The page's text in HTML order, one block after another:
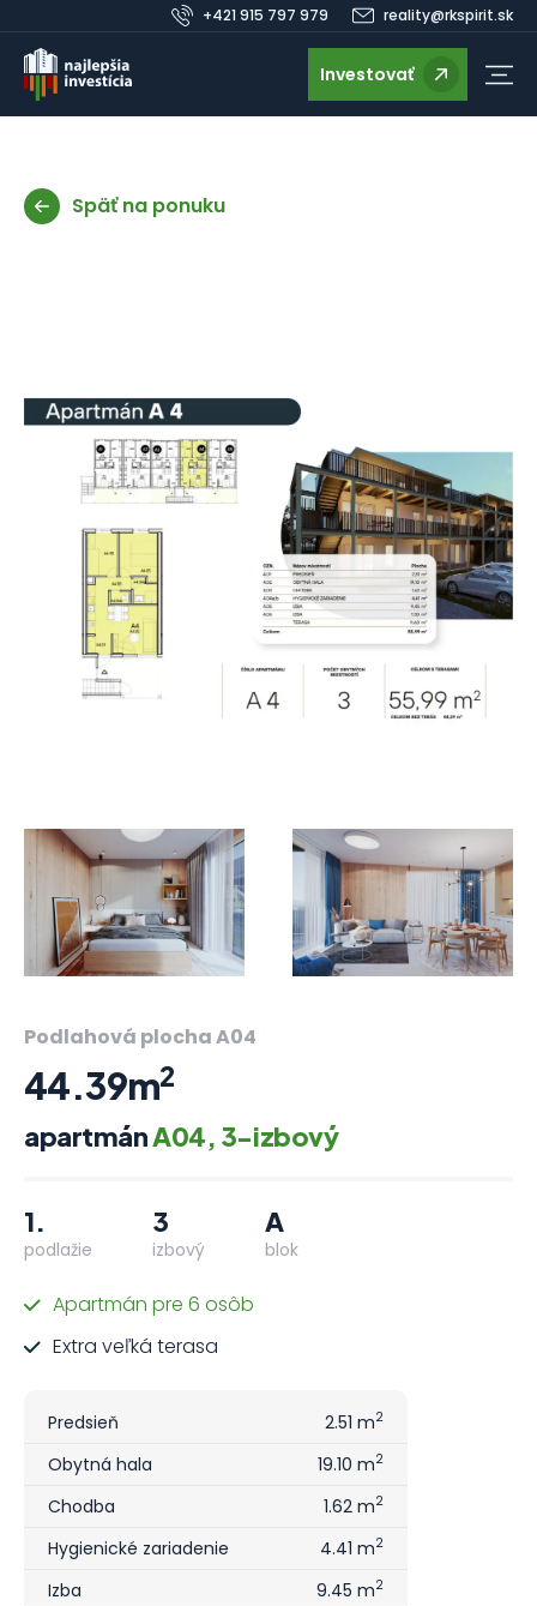
+421 915 797 979 reality@rkspirit.sk
Investovať
Späť na ponuku
Podlahová plocha A04
44.39m2
apartmánA04, 3-izbový
1.
podlažie
3
izbový
A
blok
Apartmán pre 6 osôb
Extra veľká terasa
Predsieň 2.51 m2
Obytná hala 19.10 m2
Chodba 1.62 m2
Hygienické zariadenie 4.41 m2
Izba 9.45 m2